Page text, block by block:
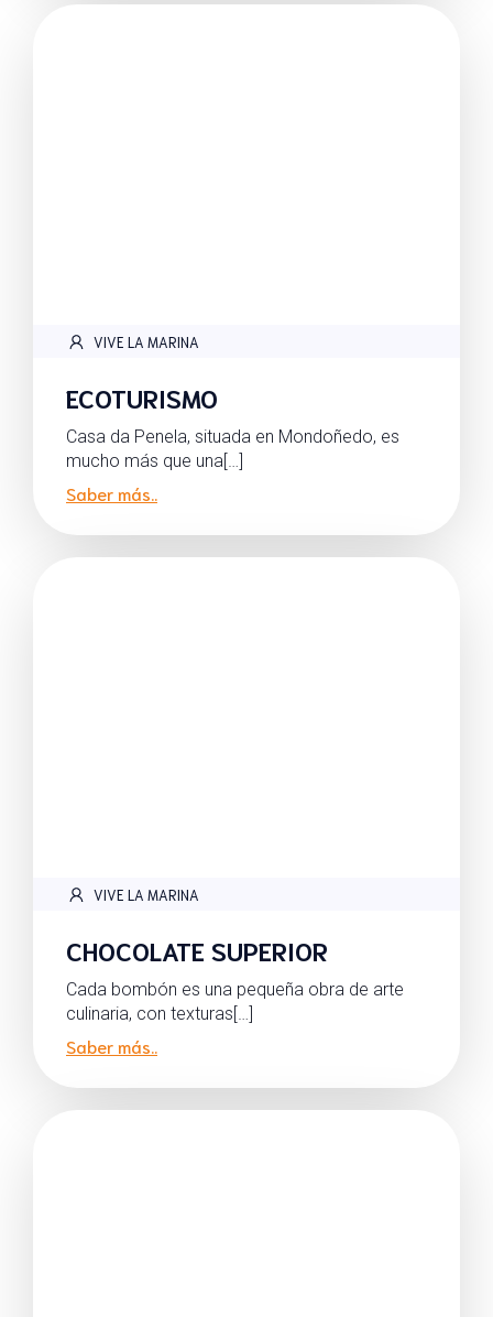
VIVE LA MARINA
ECOTURISMO
Casa da Penela, situada en Mondoñedo, es
mucho más que una[…]
Saber más..
VIVE LA MARINA
CHOCOLATE SUPERIOR
Cada bombón es una pequeña obra de arte
culinaria, con texturas[…]
Saber más..